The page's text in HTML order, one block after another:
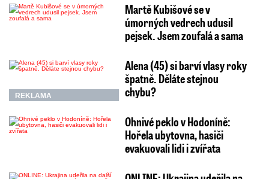
Martě Kubišové se v
úmorných vedrech udusil
pejsek. Jsem zoufalá a sama
REKLAMA
Alena (45) si barví vlasy roky
špatně. Děláte stejnou
chybu?
Ohnivé peklo v Hodoníně:
Hořela ubytovna, hasiči
evakuovali lidi i zvířata